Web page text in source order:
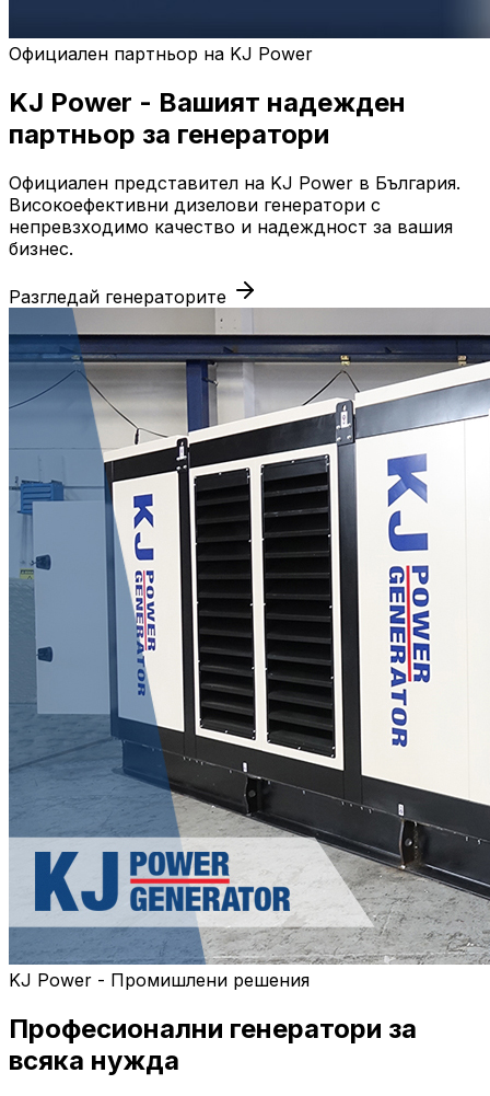
Официален партньор на KJ Power
KJ Power - Вашият надежден
партньор за генератори
Официален представител на KJ Power в България.
Високоефективни дизелови генератори с
непревзходимо качество и надеждност за вашия
бизнес.
Разгледай генераторите
KJ Power - Промишлени решения
Професионални генератори за
всяка нужда